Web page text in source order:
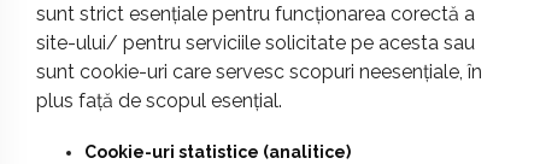
sunt strict esențiale pentru funcționarea corectă a
site-ului/ pentru serviciile solicitate pe acesta sau
sunt cookie-uri care servesc scopuri neesențiale, în
plus față de scopul esențial.
Cookie-uri statistice (analitice)